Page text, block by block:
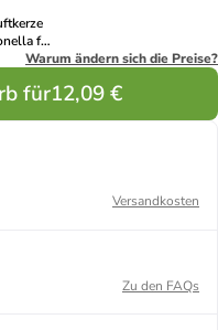
für
GartenWarum ändern sich die Preise?
für12,09 €
Versandkosten
Zu den FAQs